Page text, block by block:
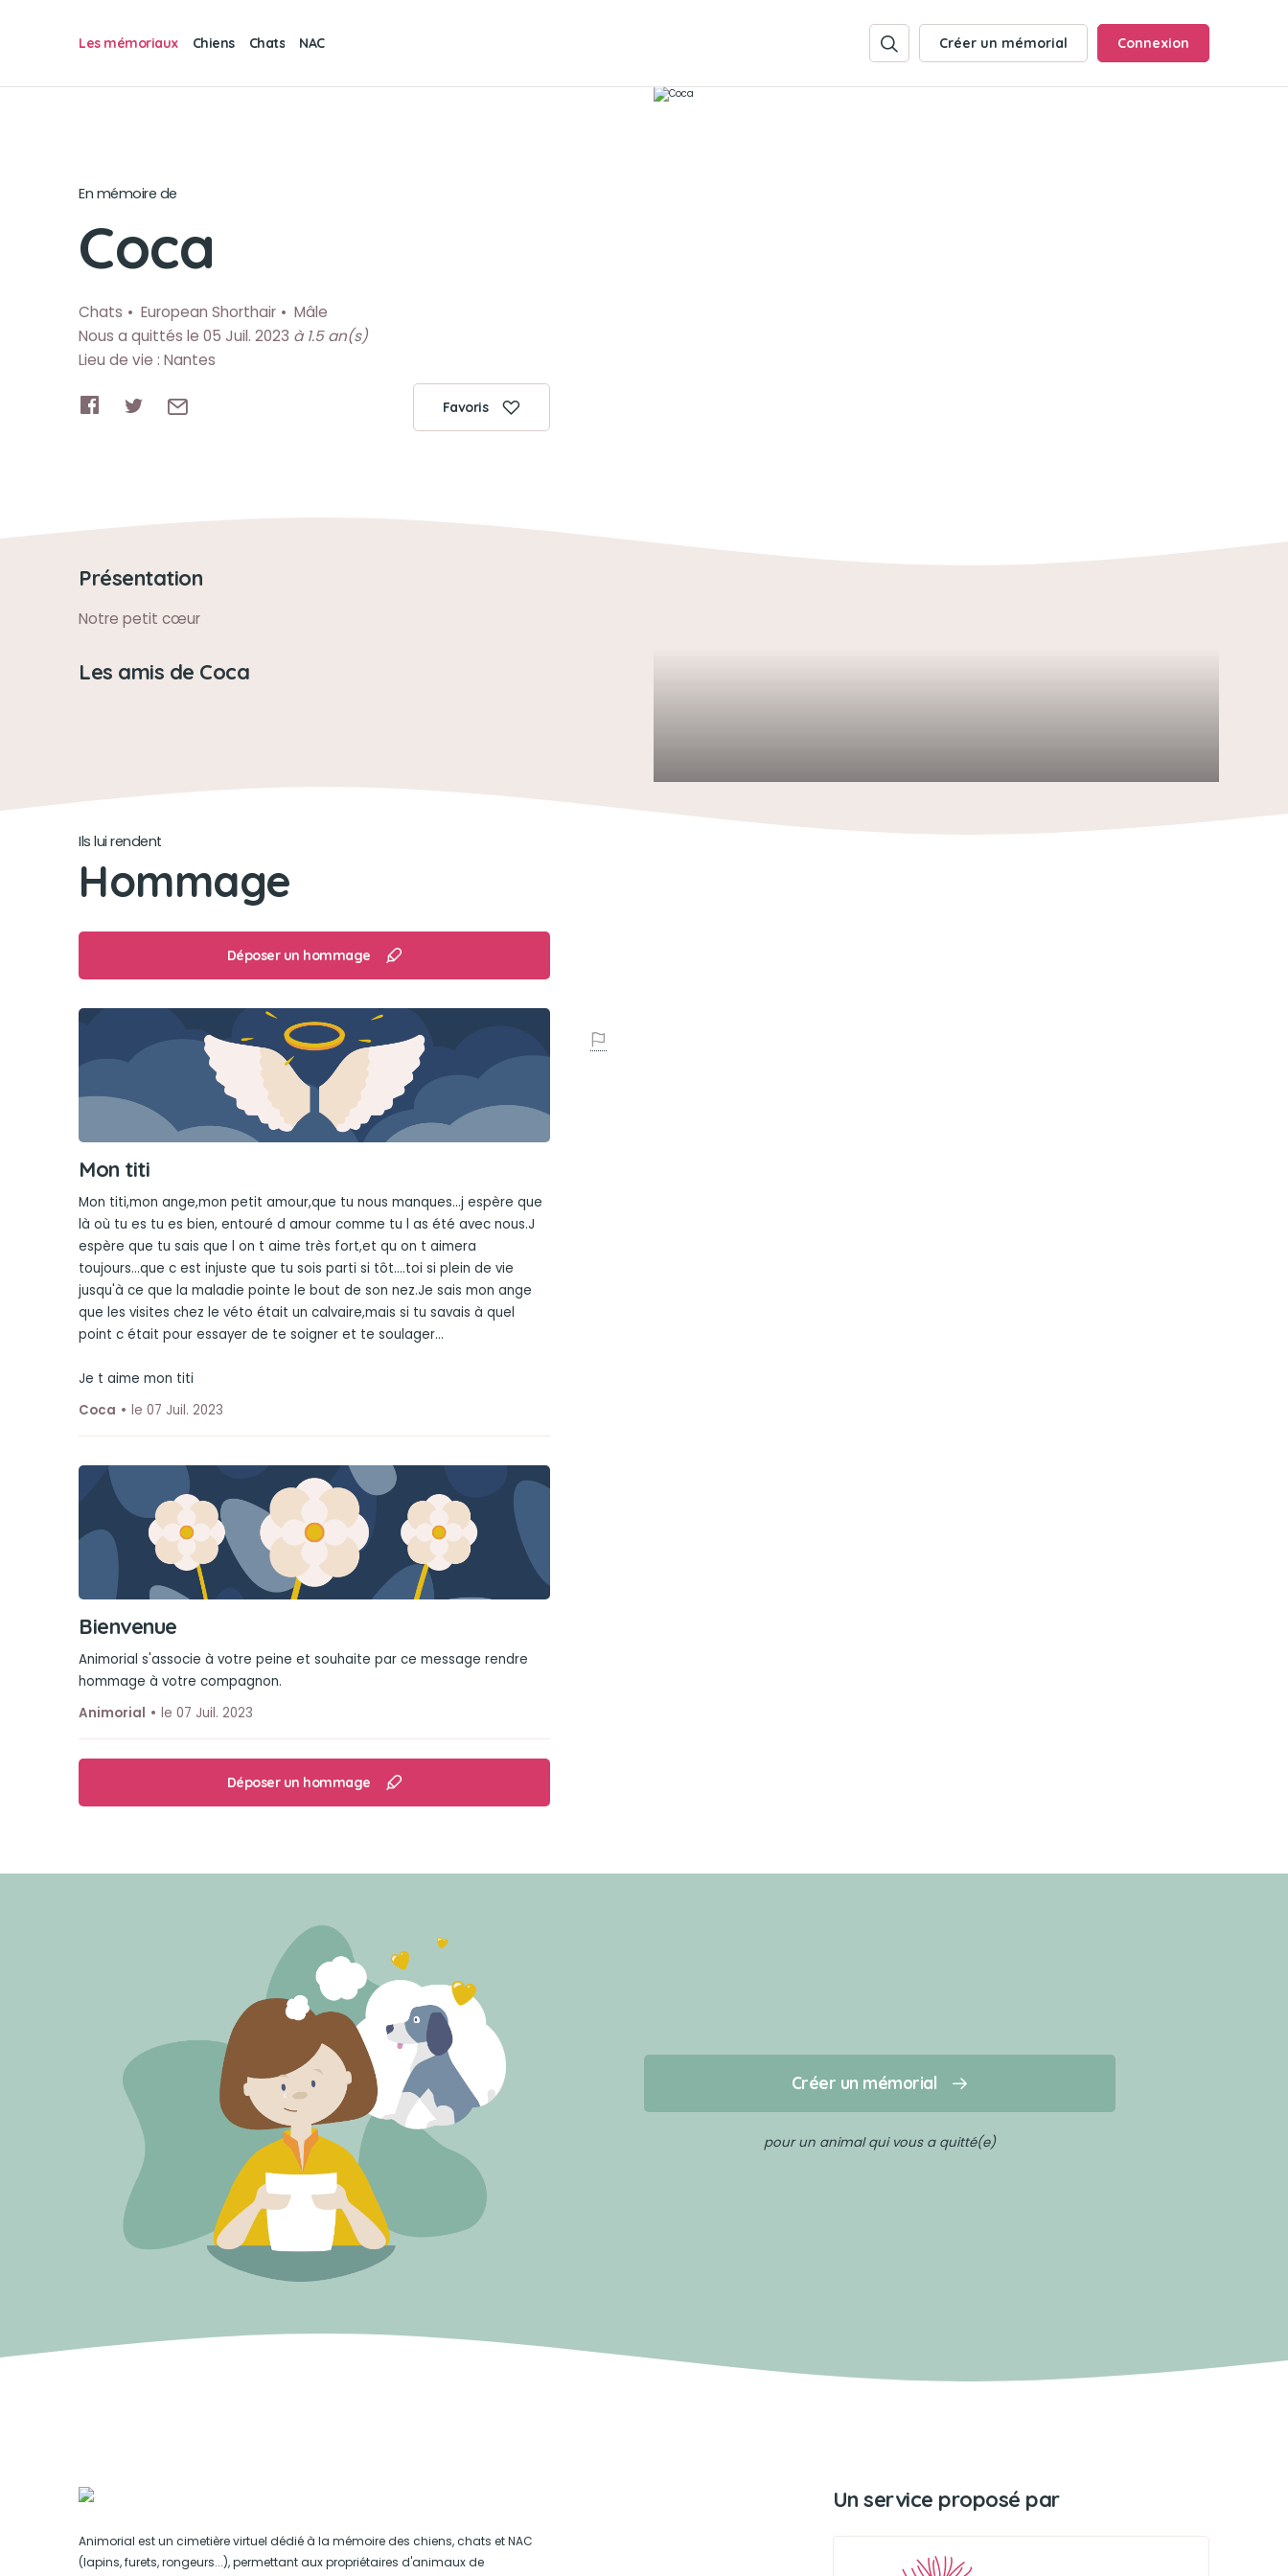
Les mémoriaux Chiens Chats NAC Créer un mémorial Connexion
En mémoire de
Coca
Chats European Shorthair
Mâle
Nous a quittés le 05 Juil. 2023 à 1.5 an(s)
Lieu de vie : Nantes
Favoris
Présentation
Notre petit cœur
Les amis de Coca
Ils lui rendent
Hommage
Déposer un hommage
Mon titi
Mon titi,mon ange,mon petit amour,que tu nous manques...j espère que
là où tu es tu es bien, entouré d amour comme tu l as été avec nous.J
espère que tu sais que l on t aime très fort,et qu on t aimera
toujours...que c est injuste que tu sois parti si tôt....toi si plein de vie
jusqu'à ce que la maladie pointe le bout de son nez.Je sais mon ange
que les visites chez le véto était un calvaire,mais si tu savais à quel
point c était pour essayer de te soigner et te soulager...
Je t aime mon titi
Coca
le 07 Juil. 2023
Bienvenue
Animorial s'associe à votre peine et souhaite par ce message rendre
hommage à votre compagnon.
Animorial
le 07 Juil. 2023
Déposer un hommage
Créer un mémorial
pour un animal qui vous a quitté(e)
Animorial est un cimetière virtuel dédié à la mémoire des chiens, chats et NAC
(lapins, furets, rongeurs...), permettant aux propriétaires d'animaux de
Un service proposé par